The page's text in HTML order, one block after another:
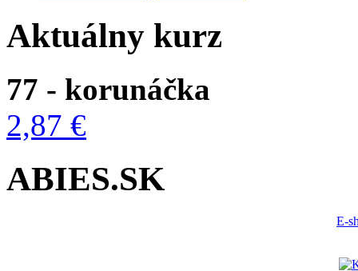
Aktuálny kurz
77 - korunáčka
2,87 €
ABIES.SK
E-